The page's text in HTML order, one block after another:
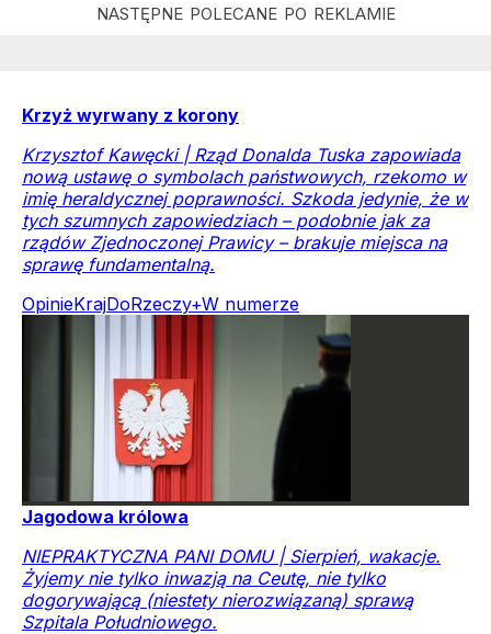
Krzyż wyrwany z korony
Krzysztof Kawęcki | Rząd Donalda Tuska zapowiada
nową ustawę o symbolach państwowych, rzekomo w
imię heraldycznej poprawności. Szkoda jedynie, że w
tych szumnych zapowiedziach – podobnie jak za
rządów Zjednoczonej Prawicy – brakuje miejsca na
sprawę fundamentalną.
OpinieKrajDoRzeczy+W numerze
Jagodowa królowa
NIEPRAKTYCZNA PANI DOMU | Sierpień, wakacje.
Żyjemy nie tylko inwazją na Ceutę, nie tylko
dogorywającą (niestety nierozwiązaną) sprawą
Szpitala Południowego.